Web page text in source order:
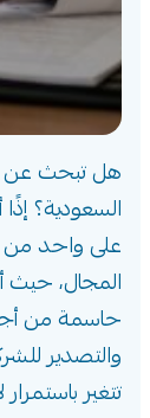
هل تبحث عن
السعودية؟
على واحد من
المجال، حيث
حاسمة من
والتصدير
تتغير